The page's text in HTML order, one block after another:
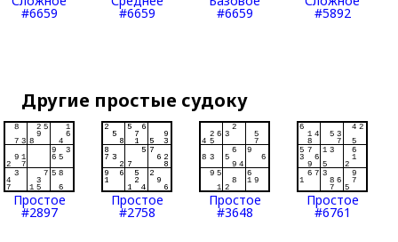
#6659 #6659 #6659 #5892
Другие простые судоку
Простое
#2897
Простое
#2758
Простое
#3648
Простое
#6761